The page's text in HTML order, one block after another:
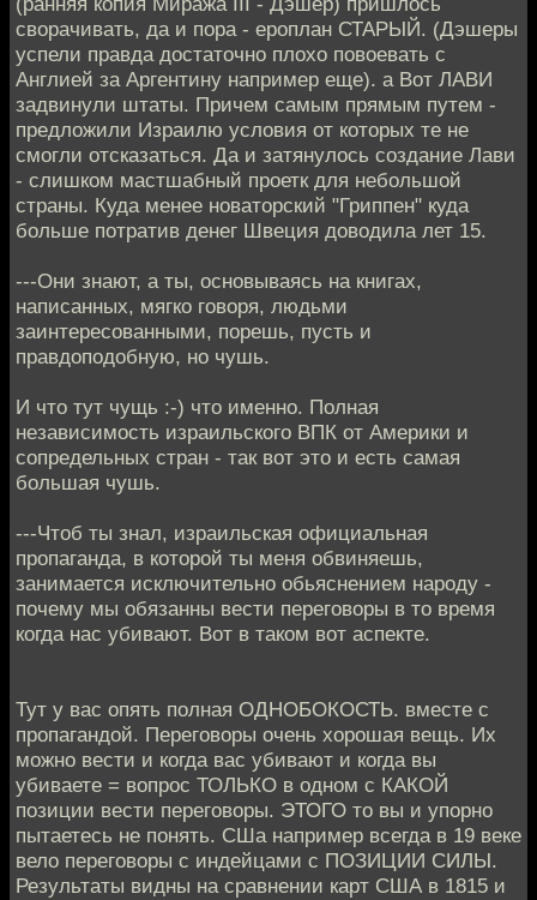
сворачивать, да и пора - ероплан СТАРЫЙ. (Дэшеры
успели правда достаточно плохо повоевать с
Англией за Аргентину например еще). а Вот ЛАВИ
задвинули штаты. Причем самым прямым путем -
предложили Израилю условия от которых те не
смогли отсказаться. Да и затянулось создание Лави
- слишком мастшабный проетк для небольшой
страны. Куда менее новаторский "Гриппен" куда
больше потратив денег Швеция доводила лет 15.
---Они знают, а ты, основываясь на книгах,
написанных, мягко говоря, людьми
заинтересованными, порешь, пусть и
правдоподобную, но чушь.
И что тут чущь :-) что именно. Полная
независимость израильского ВПК от Америки и
сопредельных стран - так вот это и есть самая
большая чушь.
---Чтоб ты знал, израильская официальная
пропаганда, в которой ты меня обвиняешь,
занимается исключительно обьяснением народу -
почему мы обязанны вести переговоры в то время
когда нас убивают. Вот в таком вот аспекте.
Тут у вас опять полная ОДНОБОКОСТЬ. вместе с
пропагандой. Переговоры очень хорошая вещь. Их
можно вести и когда вас убивают и когда вы
убиваете = вопрос ТОЛЬКО в одном с КАКОЙ
позиции вести переговоры. ЭТОГО то вы и упорно
пытаетесь не понять. СШа например всегда в 19 веке
вело переговоры с индейцами с ПОЗИЦИИ СИЛЫ.
Результаты видны на сравнении карт США в 1815 и